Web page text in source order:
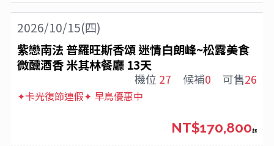
2026/10/15(四)
紫戀南法 普羅旺斯香頌 迷情白朗峰~松露美食
微醺酒香 米其林餐廳 13天
機位 27 候補0 可售26
✦卡光復節連假✦ 早鳥優惠中
NT$170,800起